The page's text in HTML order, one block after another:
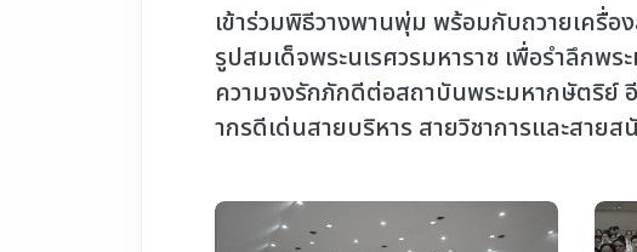
เข้าร่วมพิธีวางพานพุ่ม พร้อมกับถวายเครื่อ
รูปสมเด็จพระนเรศวรมหาราช เพื่อรำลึกพ
ความจงรักภักดีต่อสถาบันพระมหากษัตริย์
ากรดีเด่นสายบริหาร สายวิชาการและสาย